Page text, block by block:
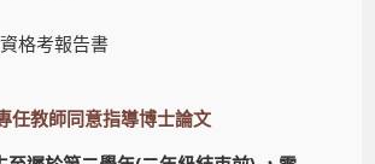
格考報告書
任教師同意指導博士論文